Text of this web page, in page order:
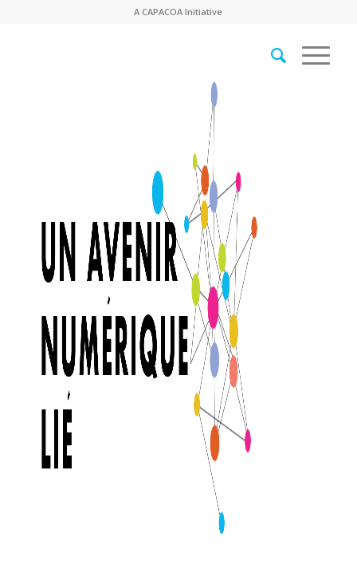
ACAPACOA Initiative